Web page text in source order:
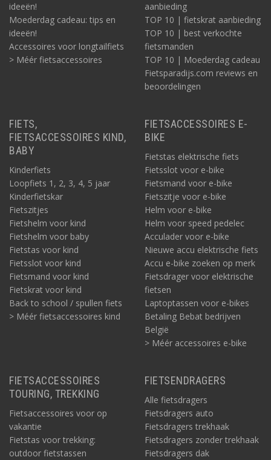
ideeën!
Moederdag cadeau: tips en
ideeën!
Accessoires voor longtailfiets
> Méér fietsaccessoires
aanbieding
TOP 10 | fietskrat aanbieding
TOP 10 | best verkochte
fietsmanden
TOP 10 | Moederdag cadeau
Fietsparadijs.com reviews en
beoordelingen
FIETS,
FIETSACCESSOIRES KIND,
BABY
Kinderfiets
Loopfiets 1, 2, 3, 4, 5 jaar
Kinderfietskar
Fietszitjes
Fietshelm voor kind
Fietshelm voor baby
Fietstas voor kind
Fietsslot voor kind
Fietsmand voor kind
Fietskrat voor kind
Back to school / spullen fiets
> Méér fietsaccessoires kind
FIETSACCESSOIRES E-
BIKE
Fietstas elektrische fiets
Fietsslot voor e-bike
Fietsmand voor e-bike
Fietszitje voor e-bike
Helm voor e-bike
Helm voor speed pedelec
Acculader voor e-bike
Nieuwe accu elektrische fiets
Accu e-bike zoeken op merk
Fietsdrager voor elektrische
fietsen
Laptoptassen voor e-bikes
Betaling Bebat bedrijven
België
> Méér accessoires e-bike
FIETSACCESSOIRES
TOURING, TREKKING
Fietsaccessoires voor op
vakantie
Fietstas voor trekking:
outdoor fietstassen
FIETSENDRAGERS
Alle fietsdragers
Fietsdragers auto
Fietsdragers trekhaak
Fietsdragers zonder trekhaak
Fietsdragers dak